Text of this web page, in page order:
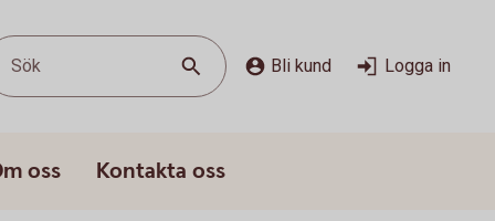
Sök Bli kund Logga in
oss Kontakta oss